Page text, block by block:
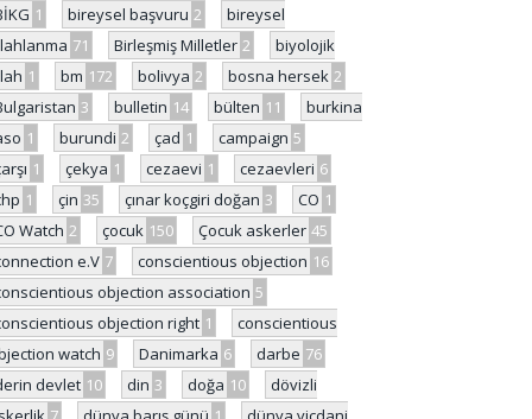
1 bireysel başvuru 2
bireysel
71 Birleşmiş Milletler 2
biyolojik
1 bm 172 bolivya 2 bosna hersek 2
3 bulletin 14 bülten 11
burkina
1 burundi 2 çad 1 campaign 5
1 çekya 1 cezaevi 1 cezaevleri 6
1 çin 35 çınar koçgiri doğan 3 CO 1
Watch 2 çocuk 150 Çocuk askerler 45
e.V 7 conscientious objection 16
objection association 5
objection right 1
conscientious
watch 9 Danimarka 6 darbe 76
devlet 10 din 3 doğa 10
dövizli